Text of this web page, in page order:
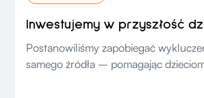
Inwestujemy w przyszłość
Postanowiliśmy zapobiegać
samego źródła – pomagając